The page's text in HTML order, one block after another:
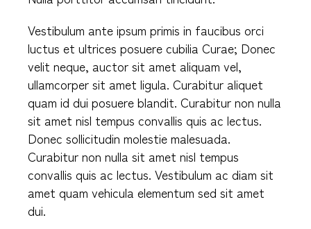
Vestibulum ante ipsum primis in faucibus orci
luctus et ultrices posuere cubilia Curae; Donec
velit neque, auctor sit amet aliquam vel,
ullamcorper sit amet ligula. Curabitur aliquet
quam id dui posuere blandit. Curabitur non nulla
sit amet nisl tempus convallis quis ac lectus.
Donec sollicitudin molestie malesuada.
Curabitur non nulla sit amet nisl tempus
convallis quis ac lectus. Vestibulum ac diam sit
amet quam vehicula elementum sed sit amet
dui.